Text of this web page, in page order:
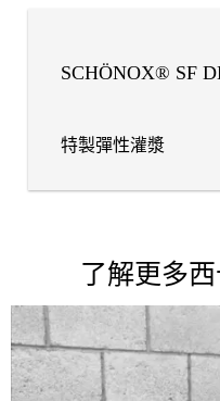
SCHÖNOX® SF
特製彈性灌漿
了解更多